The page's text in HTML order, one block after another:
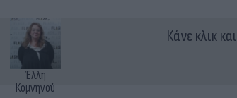
Έλλη
Κομνηνού
Κάνε κλικ